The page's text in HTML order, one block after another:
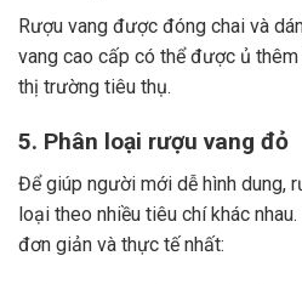
Rượu vang được đóng chai và
vang cao cấp có thể được ủ
thị trường tiêu thụ.
5. Phân loại rượu vang đỏ
Để giúp người mới dễ hình dung,
loại theo nhiều tiêu chí khác
đơn giản và thực tế nhất: